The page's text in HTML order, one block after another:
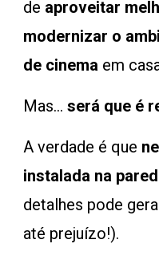
de aproveitar
modernizar o
de cinema em
Mas...será que é
A verdade é que
instalada na
detalhes pode
até prejuízo!).